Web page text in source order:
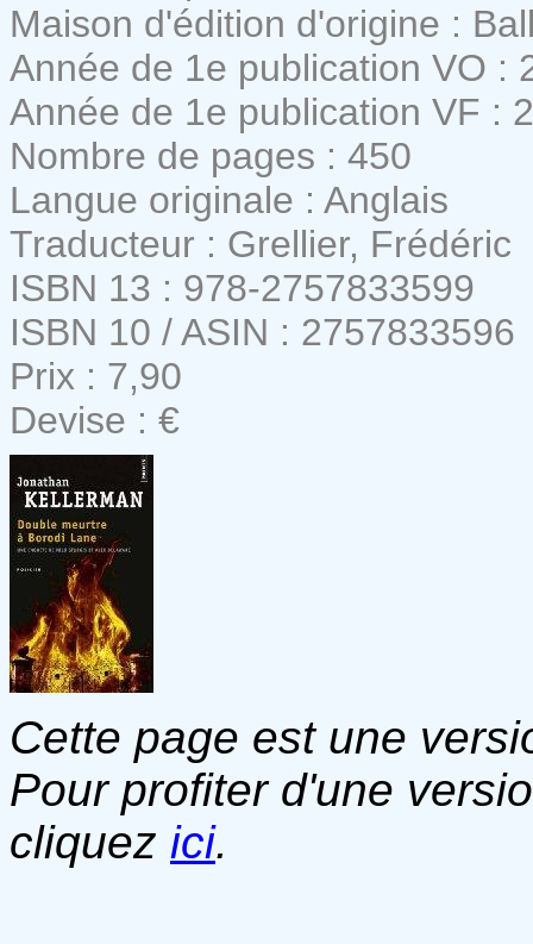
Maison d'édition d'origine :
Année de 1e publication VO :
Année de 1e publication VF :
Nombre de pages : 450
Langue originale : Anglais
Traducteur : Grellier, Frédéric
ISBN 13 : 978-2757833599
ISBN 10 / ASIN : 2757833596
Prix : 7,90
Devise : €
Cette page est une
Pour profiter d'une
cliquez ici.